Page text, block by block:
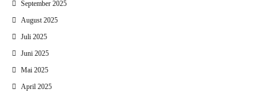
September 2025
August 2025
Juli 2025
Juni 2025
Mai 2025
April 2025